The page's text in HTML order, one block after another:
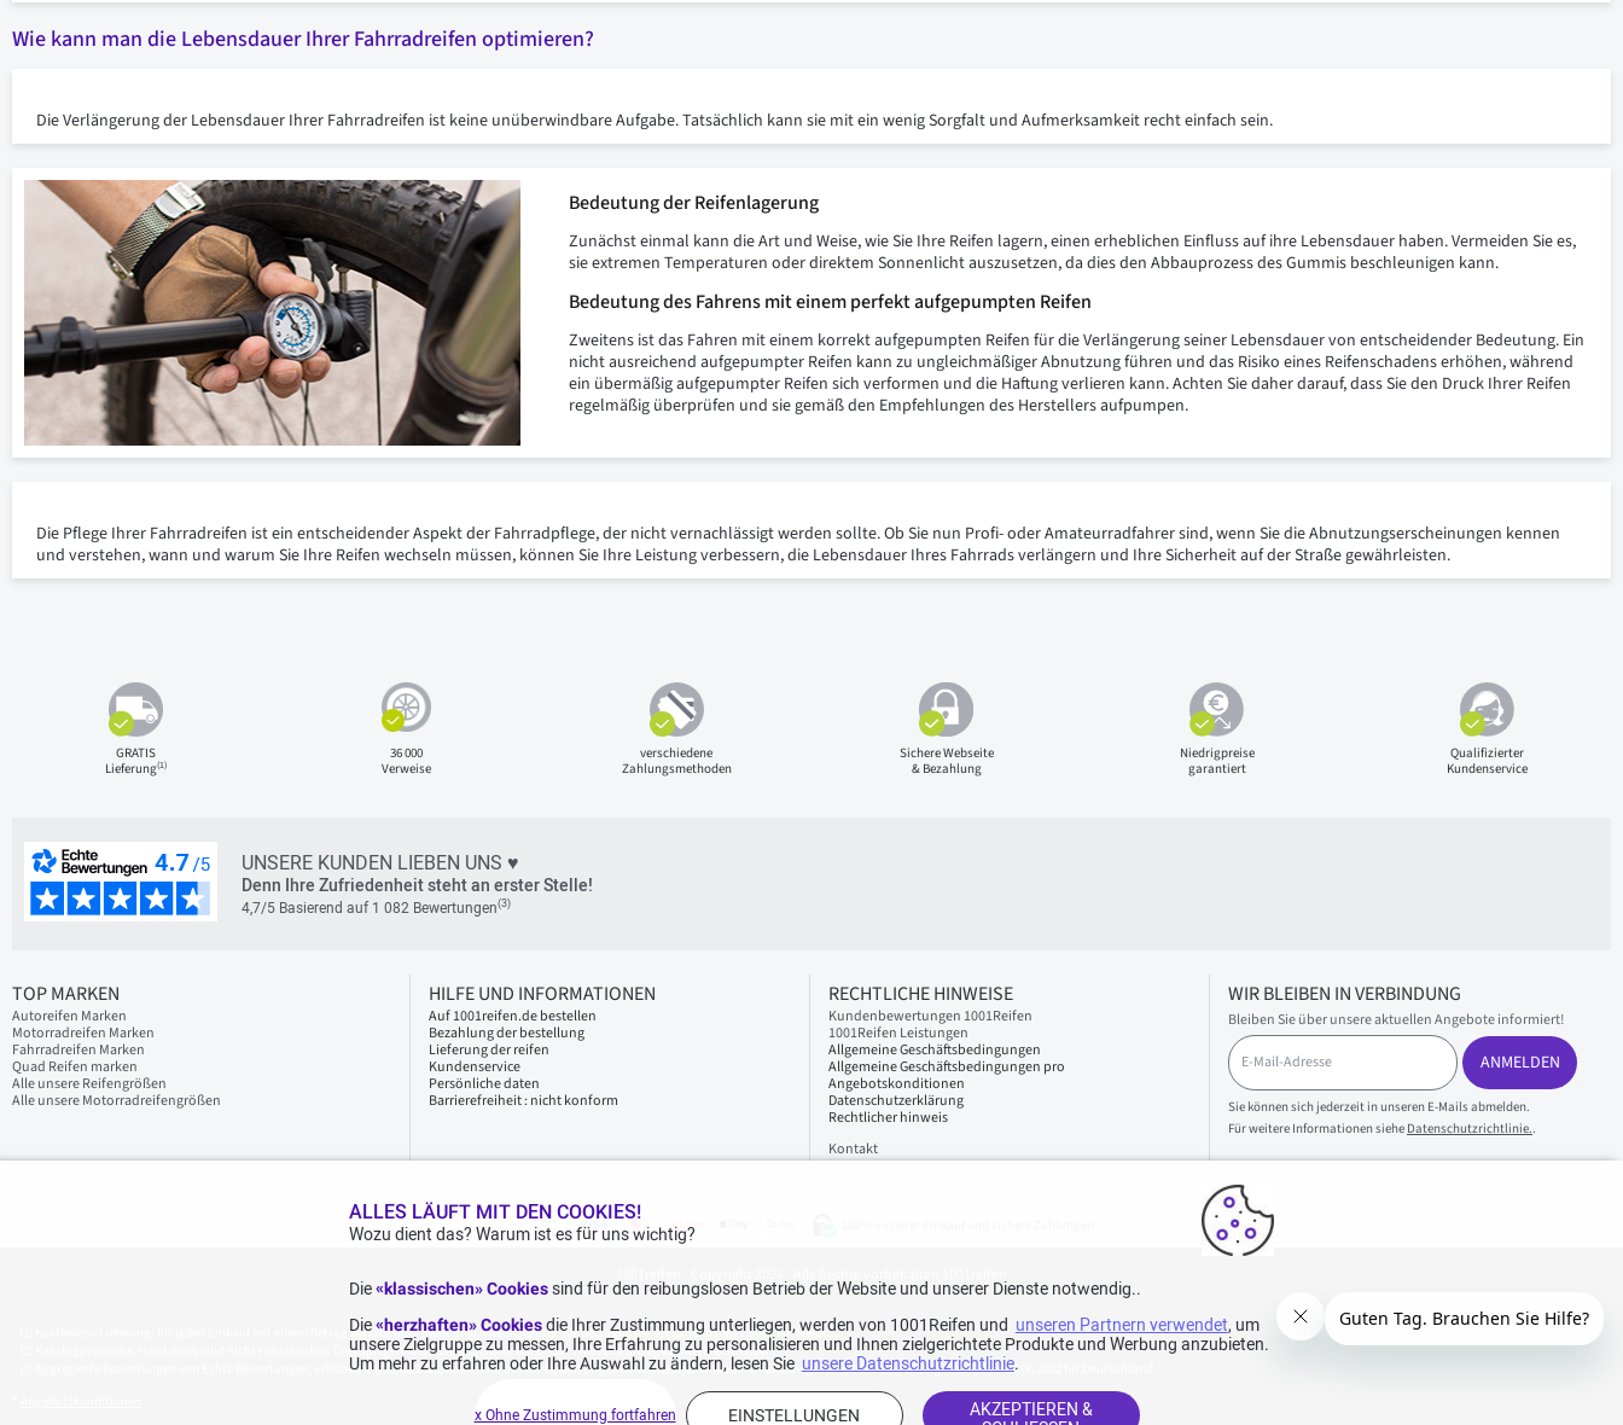
Wie kann man die Lebensdauer Ihrer Fahrradreifen optimieren?
Die Verlängerung der Lebensdauer Ihrer Fahrradreifen ist keine unüberwindbare Aufgabe. Tatsächlich kann sie mit ein wenig Sorgfalt und Aufmerksamkeit recht einfach sein.
Bedeutung der Reifenlagerung
Zunächst einmal kann die Art und Weise, wie Sie Ihre Reifen lagern, einen erheblichen Einfluss auf ihre Lebensdauer haben. Vermeiden Sie es,
sie extremen Temperaturen oder direktem Sonnenlicht auszusetzen, da dies den Abbauprozess des Gummis beschleunigen kann.
Bedeutung des Fahrens mit einem perfekt aufgepumpten Reifen
Zweitens ist das Fahren mit einem korrekt aufgepumpten Reifen für die Verlängerung seiner Lebensdauer von entscheidender Bedeutung. Ein
nicht ausreichend aufgepumpter Reifen kann zu ungleichmäßiger Abnutzung führen und das Risiko eines Reifenschadens erhöhen, während
ein übermäßig aufgepumpter Reifen sich verformen und die Haftung verlieren kann. Achten Sie daher darauf, dass Sie den Druck Ihrer Reifen
regelmäßig überprüfen und sie gemäß den Empfehlungen des Herstellers aufpumpen.
Die Pflege Ihrer Fahrradreifen ist ein entscheidender Aspekt der Fahrradpflege, der nicht vernachlässigt werden sollte. Ob Sie nun Profi- oder Amateurradfahrer sind, wenn Sie die Abnutzungserscheinungen kennen
und verstehen, wann und warum Sie Ihre Reifen wechseln müssen, können Sie Ihre Leistung verbessern, die Lebensdauer Ihres Fahrrads verlängern und Ihre Sicherheit auf der Straße gewährleisten.
GRATIS
Lieferung(1)
36 000
Verweise
verschiedene
Zahlungsmethoden
Sichere Webseite
& Bezahlung
Niedrigpreise
garantiert
Qualifizierter
Kundenservice
UNSERE KUNDEN LIEBEN UNS ♥
Denn Ihre Zufriedenheit steht an erster Stelle!
4,7/5 Basierend auf 1 082 Bewertungen(3)
TOP MARKEN
Autoreifen Marken
Motorradreifen Marken
Fahrradreifen Marken
Quad Reifen marken
Alle unsere Reifengrößen
Alle unsere Motorradreifengrößen
HILFE UND INFORMATIONEN
Auf 1001reifen.de bestellen
Bezahlung der bestellung
Lieferung der reifen
Kundenservice
Persönliche daten
Barrierefreiheit : nicht konform
RECHTLICHE HINWEISE
Kundenbewertungen 1001Reifen
1001Reifen Leistungen
Allgemeine Geschäftsbedingungen
Allgemeine Geschäftsbedingungen pro
Angebotskonditionen
Datenschutzerklärung
Rechtlicher hinweis
Kontakt
WIR BLEIBEN IN VERBINDUNG
Bleiben Sie über unsere aktuellen Angebote informiert!
E
-
M
a
i
l
A
d
r
e
e
ANMELDEN
Sie können sich jederzeit in unseren E-Mails abmelden.
Für weitere Informationen siehe Datenschutzrichtlinie..
Kostenlose Lieferung: für jeden Einkauf mit einem Betrag von 70€ oder mehr (inkl. MwSt.) (unter 70€ betragen die Versandkosten 7,90€ inkl. MwSt.).
Katalogpreise des Herstellers sind nicht rabattierbar. Dies spiegelt nicht die allgemein auf dieser Webseite angegebenen Preise wider.
Aggregierte Bewertungen von Echte Bewertungen, erhoben am 23.02.2026, basierend auf 939 Bewertungen in den letzten 12 Monaten und insgesamt 1.082 Bewertungen seit dem 15.06.2022 für Deutschland.
ALLES LÄUFT MIT DEN COOKIES!
Wozu dient das? Warum ist es für uns wichtig?
Die«klassischen» Cookiessind für den reibungslosen Betrieb der Website und unserer Dienste notwendig..
Die«herzhaften» Cookies die Ihrer Zustimmung unterliegen, werden von 1001Reifen und unseren Partnern verwendet, um
unsere Zielgruppe zu messen, Ihre Erfahrung zu personalisieren und Ihnen zielgerichtete Produkte und Werbung anzubieten.
Um mehr zu erfahren oder Ihre Auswahl zu ändern, lesen Sie unsere Datenschutzrichtlinie.
AKZEPTIEREN &
EINSTELLUNGEN
x Ohne Zustimmung fortfahren